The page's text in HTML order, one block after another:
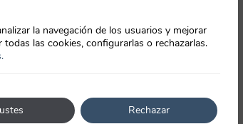
la navegación de los usuarios y mejorar
las cookies, configurarlas o rechazarlas.
Rechazar